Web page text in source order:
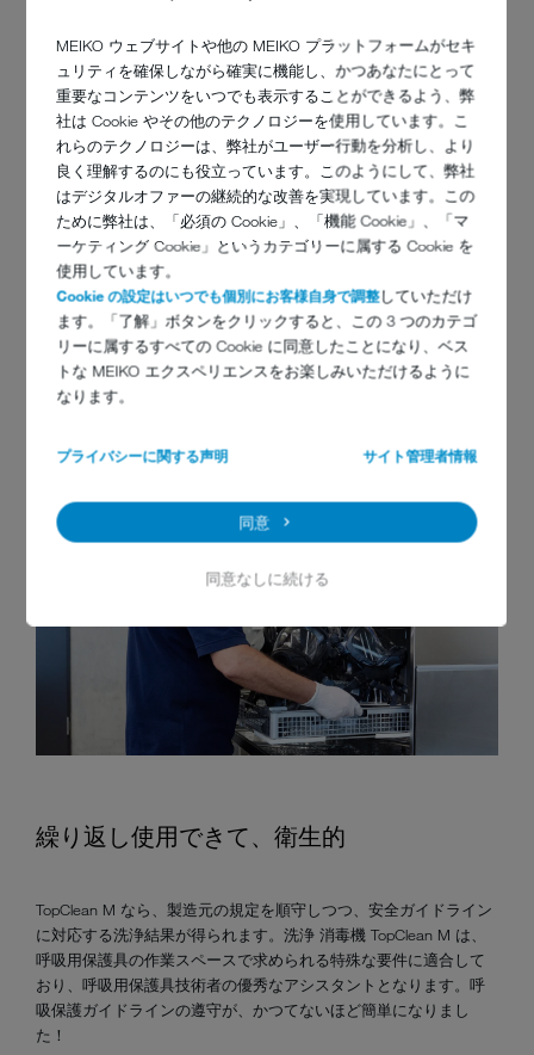
MEIKO ウェブサイトや他の MEIKO プラットフォームがセキ
ュリティを確保しながら確実に機能し、かつあなたにとって
重要なコンテンツをいつでも表示することができるよう、弊
社は Cookie やその他のテクノロジーを使用しています。こ
れらのテクノロジーは、弊社がユーザー行動を分析し、より
良く理解するのにも役立っています。このようにして、弊社
はデジタルオファーの継続的な改善を実現しています。この
ために弊社は、「必須の Cookie」、「機能 Cookie」、「マ
ーケティング Cookie」というカテゴリーに属する Cookie を
使用しています。
Cookie の設定はいつでも個別にお客様自身で調整していただけ
ます。「了解」ボタンをクリックすると、この 3 つのカテゴ
リーに属するすべての Cookie に同意したことになり、ベス
トな MEIKO エクスペリエンスをお楽しみいただけるように
なります。
プライバシーに関する声明 サイト管理者情報
同意
同意なしに続ける
高い信頼性
繰り返し使用できて、衛生的
TopClean M なら、製造元の規定を順守しつつ、安全ガイドライン
に対応する洗浄結果が得られます。洗浄 消毒機 TopClean M は、
呼吸用保護具の作業スペースで求められる特殊な要件に適合して
おり、呼吸用保護具技術者の優秀なアシスタントとなります。呼
吸保護ガイドラインの遵守が、かつてないほど簡単になりまし
た！